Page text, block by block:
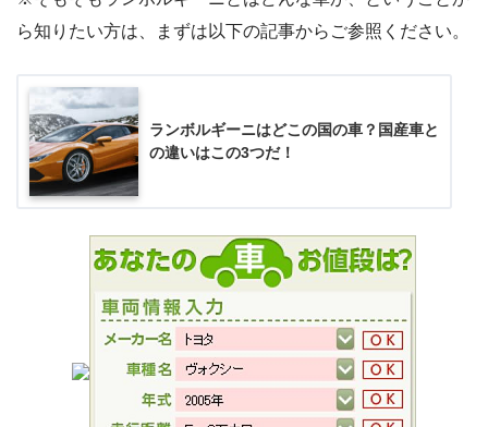
ら知りたい方は、まずは以下の記事からご参照ください。
ランボルギーニはどこの国の車？国産車と
の違いはこの3つだ！